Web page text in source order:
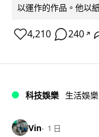
以運作的作品。他以
4,210 240 ↗
科技娛樂 生活娛樂
Vin 1 日